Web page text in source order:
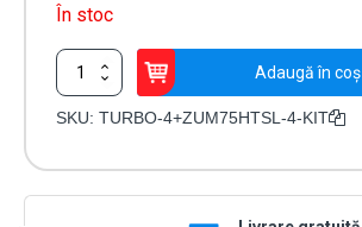
În stoc
Cantitate
KIT
complet
Adaugă în coș
SKU: TURBO-4+ZUM75HTSL-4-KIT